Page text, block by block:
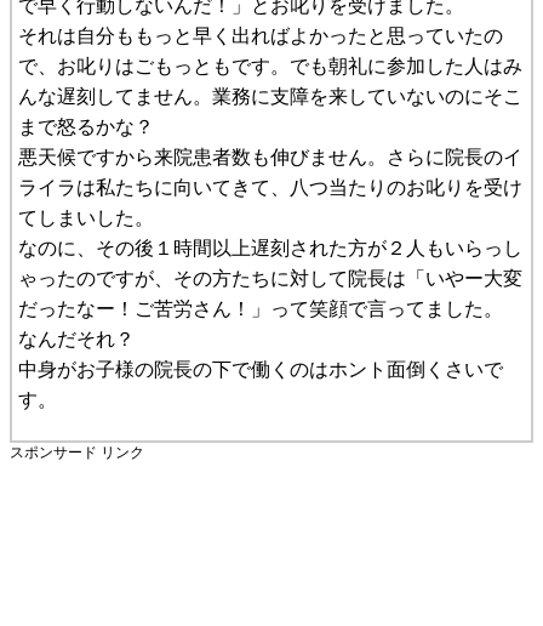
で早く行動しないんだ！」とお叱りを受けました。
それは自分ももっと早く出ればよかったと思っていたの
で、お叱りはごもっともです。でも朝礼に参加した人はみ
んな遅刻してません。業務に支障を来していないのにそこ
まで怒るかな？
悪天候ですから来院患者数も伸びません。さらに院長のイ
ライラは私たちに向いてきて、八つ当たりのお叱りを受け
てしまいした。
なのに、その後１時間以上遅刻された方が２人もいらっし
ゃったのですが、その方たちに対して院長は「いやー大変
だったなー！ご苦労さん！」って笑顔で言ってました。
なんだそれ？
中身がお子様の院長の下で働くのはホント面倒くさいで
す。
スポンサード リンク